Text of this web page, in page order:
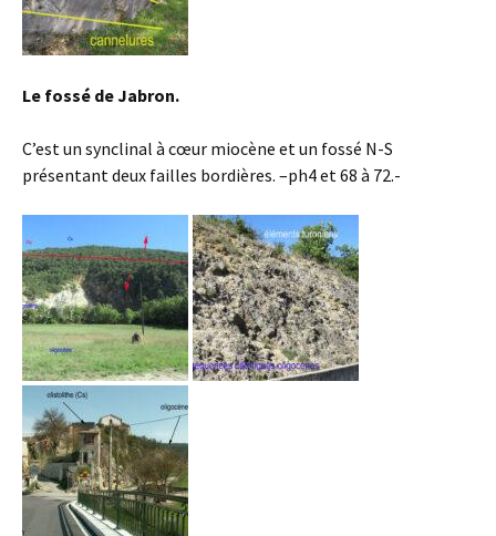
Le fossé de Jabron.
C’est un synclinal à cœur miocène et un fossé N-S
présentant deux failles bordières. –ph4 et 68 à 72.-